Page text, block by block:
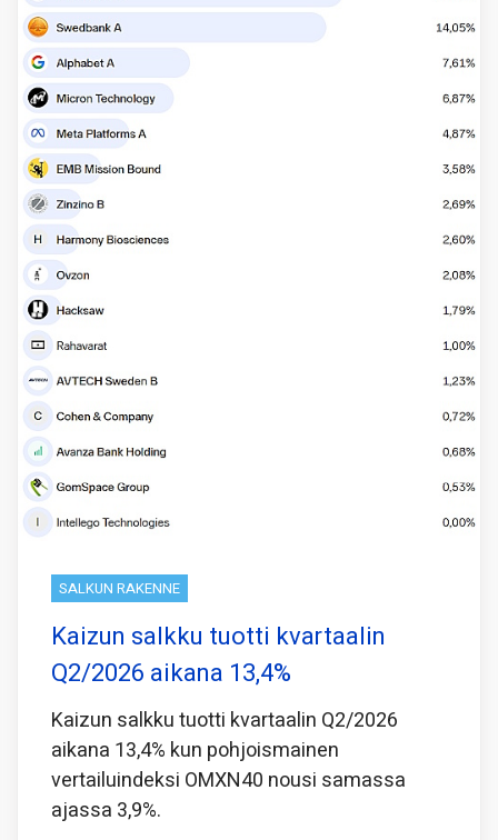
SALKUN RAKENNE
Kaizun salkku tuotti kvartaalin
Q2/2026 aikana 13,4%
Kaizun salkku tuotti kvartaalin Q2/2026
aikana 13,4% kun pohjoismainen
vertailuindeksi OMXN40 nousi samassa
ajassa 3,9%.